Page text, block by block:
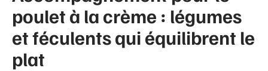
poulet à la crème : légumes
et féculents qui équilibrent le
plat